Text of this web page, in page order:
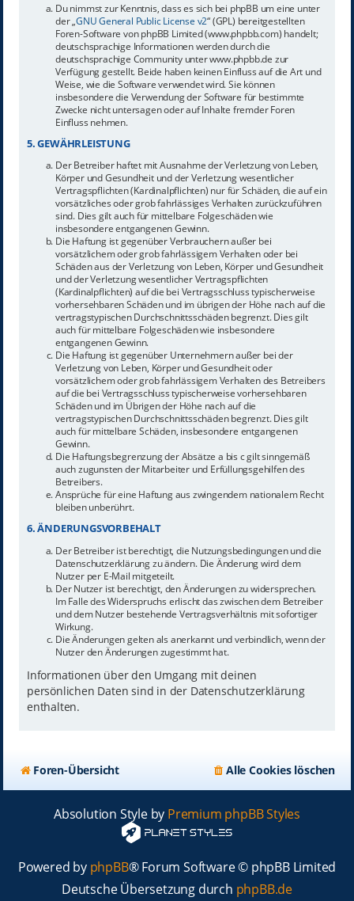
Du nimmst zur Kenntnis, dass es sich bei phpBB um eine unter
der „GNU General Public License v2“ (GPL) bereitgestellten
Foren-Software von phpBB Limited (www.phpbb.com) handelt;
deutschsprachige Informationen werden durch die
deutschsprachige Community unter www.phpbb.de zur
Verfügung gestellt. Beide haben keinen Einfluss auf die Art und
Weise, wie die Software verwendet wird. Sie können
insbesondere die Verwendung der Software für bestimmte
Zwecke nicht untersagen oder auf Inhalte fremder Foren
Einfluss nehmen.
5. GEWÄHRLEISTUNG
Der Betreiber haftet mit Ausnahme der Verletzung von Leben,
Körper und Gesundheit und der Verletzung wesentlicher
Vertragspflichten (Kardinalpflichten) nur für Schäden, die auf ein
vorsätzliches oder grob fahrlässiges Verhalten zurückzuführen
sind. Dies gilt auch für mittelbare Folgeschäden wie
insbesondere entgangenen Gewinn.
Die Haftung ist gegenüber Verbrauchern außer bei
vorsätzlichem oder grob fahrlässigem Verhalten oder bei
Schäden aus der Verletzung von Leben, Körper und Gesundheit
und der Verletzung wesentlicher Vertragspflichten
(Kardinalpflichten) auf die bei Vertragsschluss typischerweise
vorhersehbaren Schäden und im übrigen der Höhe nach auf die
vertragstypischen Durchschnittsschäden begrenzt. Dies gilt
auch für mittelbare Folgeschäden wie insbesondere
entgangenen Gewinn.
Die Haftung ist gegenüber Unternehmern außer bei der
Verletzung von Leben, Körper und Gesundheit oder
vorsätzlichem oder grob fahrlässigem Verhalten des Betreibers
auf die bei Vertragsschluss typischerweise vorhersehbaren
Schäden und im Übrigen der Höhe nach auf die
vertragstypischen Durchschnittsschäden begrenzt. Dies gilt
auch für mittelbare Schäden, insbesondere entgangenen
Gewinn.
Die Haftungsbegrenzung der Absätze a bis c gilt sinngemäß
auch zugunsten der Mitarbeiter und Erfüllungsgehilfen des
Betreibers.
Ansprüche für eine Haftung aus zwingendem nationalem Recht
bleiben unberührt.
6. ÄNDERUNGSVORBEHALT
Der Betreiber ist berechtigt, die Nutzungsbedingungen und die
Datenschutzerklärung zu ändern. Die Änderung wird dem
Nutzer per E-Mail mitgeteilt.
Der Nutzer ist berechtigt, den Änderungen zu widersprechen.
Im Falle des Widerspruchs erlischt das zwischen dem Betreiber
und dem Nutzer bestehende Vertragsverhältnis mit sofortiger
Wirkung.
Die Änderungen gelten als anerkannt und verbindlich, wenn der
Nutzer den Änderungen zugestimmt hat.
Informationen über den Umgang mit deinen
persönlichen Daten sind in der Datenschutzerklärung
enthalten.
Foren-Übersicht Alle Cookies löschen
Absolution Style by Premium phpBB Styles
Powered by phpBB® Forum Software © phpBB Limited
Deutsche Übersetzung durch phpBB.de